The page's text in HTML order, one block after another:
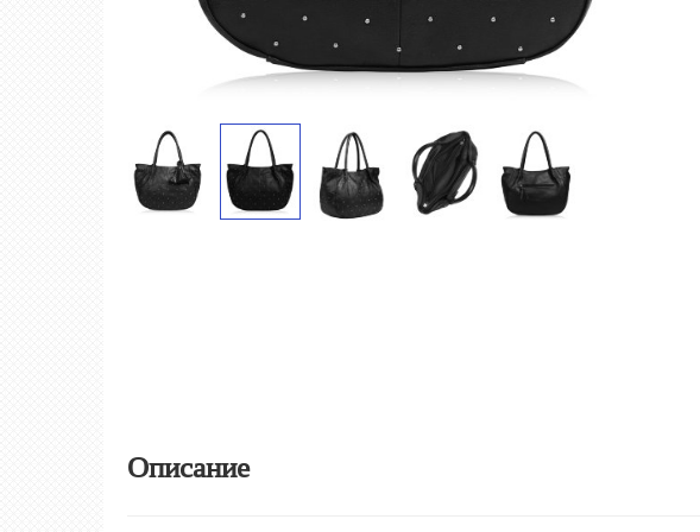
Описание